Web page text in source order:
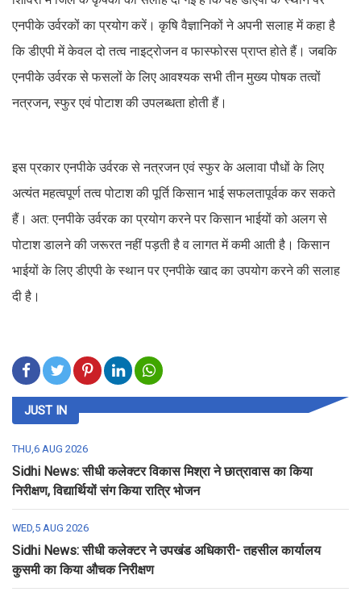
एनपीके उर्वरकों का प्रयोग करें। कृषि वैज्ञानिकों ने अपनी सलाह में कहा है
कि डीएपी में केवल दो तत्व नाइट्रोजन व फास्फोरस प्राप्त होते हैं। जबकि
एनपीके उर्वरक से फसलों के लिए आवश्यक सभी तीन मुख्य पोषक तत्वों
नत्रजन, स्फुर एवं पोटाश की उपलब्धता होती हैं।
इस प्रकार एनपीके उर्वरक से नत्रजन एवं स्फुर के अलावा पौधों के लिए
अत्यंत महत्वपूर्ण तत्व पोटाश की पूर्ति किसान भाई सफलतापूर्वक कर सकते
हैं। अत: एनपीके उर्वरक का प्रयोग करने पर किसान भाईयों को अलग से
पोटाश डालने की जरूरत नहीं पड़ती है व लागत में कमी आती है। किसान
भाईयों के लिए डीएपी के स्थान पर एनपीके खाद का उपयोग करने की सलाह
दी है।
JUST IN
THU,6 AUG 2026
Sidhi News: सीधी कलेक्टर विकास मिश्रा ने छात्रावास का किया
निरीक्षण, विद्यार्थियों संग किया रात्रि भोजन
WED,5 AUG 2026
Sidhi News: सीधी कलेक्टर ने उपखंड अधिकारी- तहसील कार्यालय
कुसमी का किया औचक निरीक्षण